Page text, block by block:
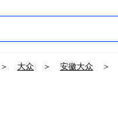
＞ 大众 ＞ 安徽大众 ＞